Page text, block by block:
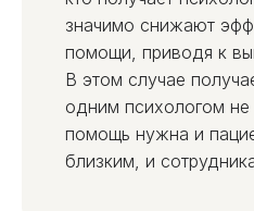
значимо снижают
помощи, приводя к
В этом случае
одним психологом не
помощь нужна и
близким, и